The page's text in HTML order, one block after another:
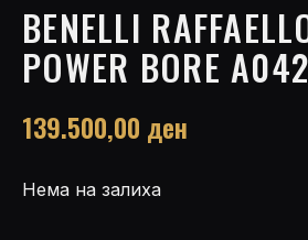
BENELLI
POWER BORE
139.500,00 ден
Нема на залиха